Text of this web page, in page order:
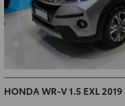
HONDA WR-V 1.5 EXL 2019